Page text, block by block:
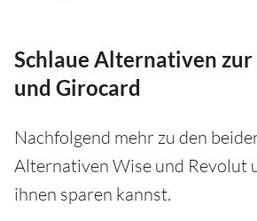
Schlaue Alternativen zur
und Girocard
Nachfolgend mehr zu den
Alternativen Wise und Revolut
ihnen sparen kannst.